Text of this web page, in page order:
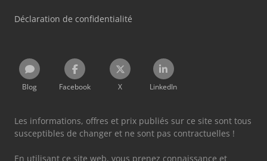
Déclaration de confidentialité
Blog Facebook X LinkedIn
Les informations, offres et prix publiés sur ce site sont tous
susceptibles de changer et ne sont pas contractuelles !
En utilisant ce site web, vous prenez connaissance et